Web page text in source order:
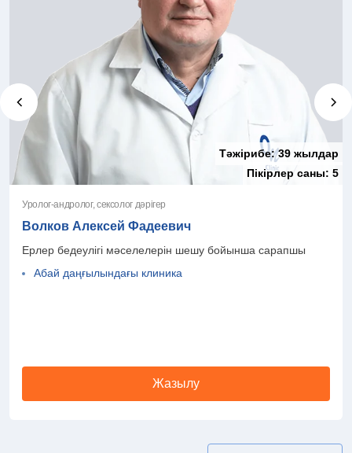
Тәжірибе:39 жылдар
Пікірлер саны: 5
Уролог-андролог, сексолог дәрігер
Волков Алексей Фадеевич
Ерлер бедеулігі мәселелерін шешу бойынша сарапшы
Абай даңғылындағы клиника
Жазылу